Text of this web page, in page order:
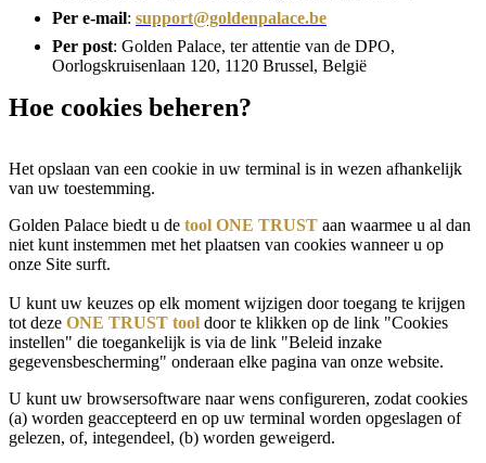
Per e-mail: support@goldenpalace.be
Per post: Golden Palace, ter attentie van de DPO,
Oorlogskruisenlaan 120, 1120 Brussel, België
Hoe cookies beheren?
Het opslaan van een cookie in uw terminal is in wezen afhankelijk
van uw toestemming.
Golden Palace biedt u de tool ONE TRUST aan waarmee u al dan
niet kunt instemmen met het plaatsen van cookies wanneer u op
onze Site surft.
U kunt uw keuzes op elk moment wijzigen door toegang te krijgen
tot deze ONE TRUST tool door te klikken op de link "Cookies
instellen" die toegankelijk is via de link "Beleid inzake
gegevensbescherming" onderaan elke pagina van onze website.
U kunt uw browsersoftware naar wens configureren, zodat cookies
(a) worden geaccepteerd en op uw terminal worden opgeslagen of
gelezen, of, integendeel, (b) worden geweigerd.